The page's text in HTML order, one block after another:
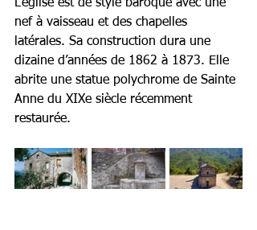
L’église est de style baroque avec une
nef à vaisseau et des chapelles
latérales. Sa construction dura une
dizaine d’années de 1862 à 1873. Elle
abrite une statue polychrome de Sainte
Anne du XIXe siècle récemment
restaurée.